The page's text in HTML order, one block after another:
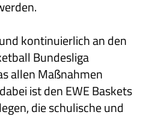
kontinuierlich an den
Bundesliga
allen Maßnahmen
ist den EWE Baskets
die schulische und